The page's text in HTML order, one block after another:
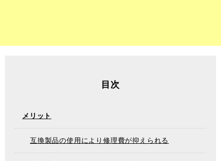
目次
メリット
互換製品の使用により修理費が抑えられる